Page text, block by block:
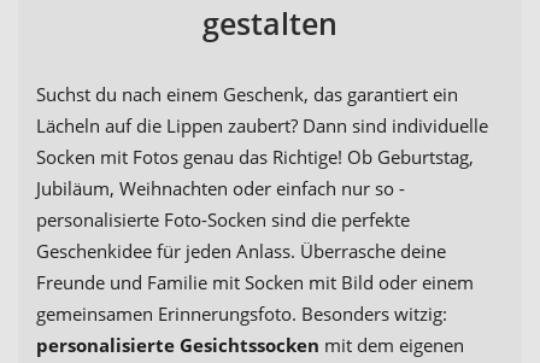
gestalten
Suchst du nach einem Geschenk, das garantiert ein
Lächeln auf die Lippen zaubert? Dann sind individuelle
Socken mit Fotos genau das Richtige! Ob Geburtstag,
Jubiläum, Weihnachten oder einfach nur so -
personalisierte Foto-Socken sind die perfekte
Geschenkidee für jeden Anlass. Überrasche deine
Freunde und Familie mit Socken mit Bild oder einem
gemeinsamen Erinnerungsfoto. Besonders witzig:
personalisierte Gesichtssocken mit dem eigenen